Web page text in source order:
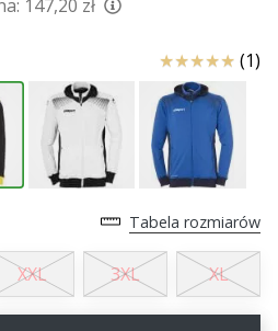
147,20 zł
Ocena (1)
Tabela rozmiarów
XXL 3XL XL